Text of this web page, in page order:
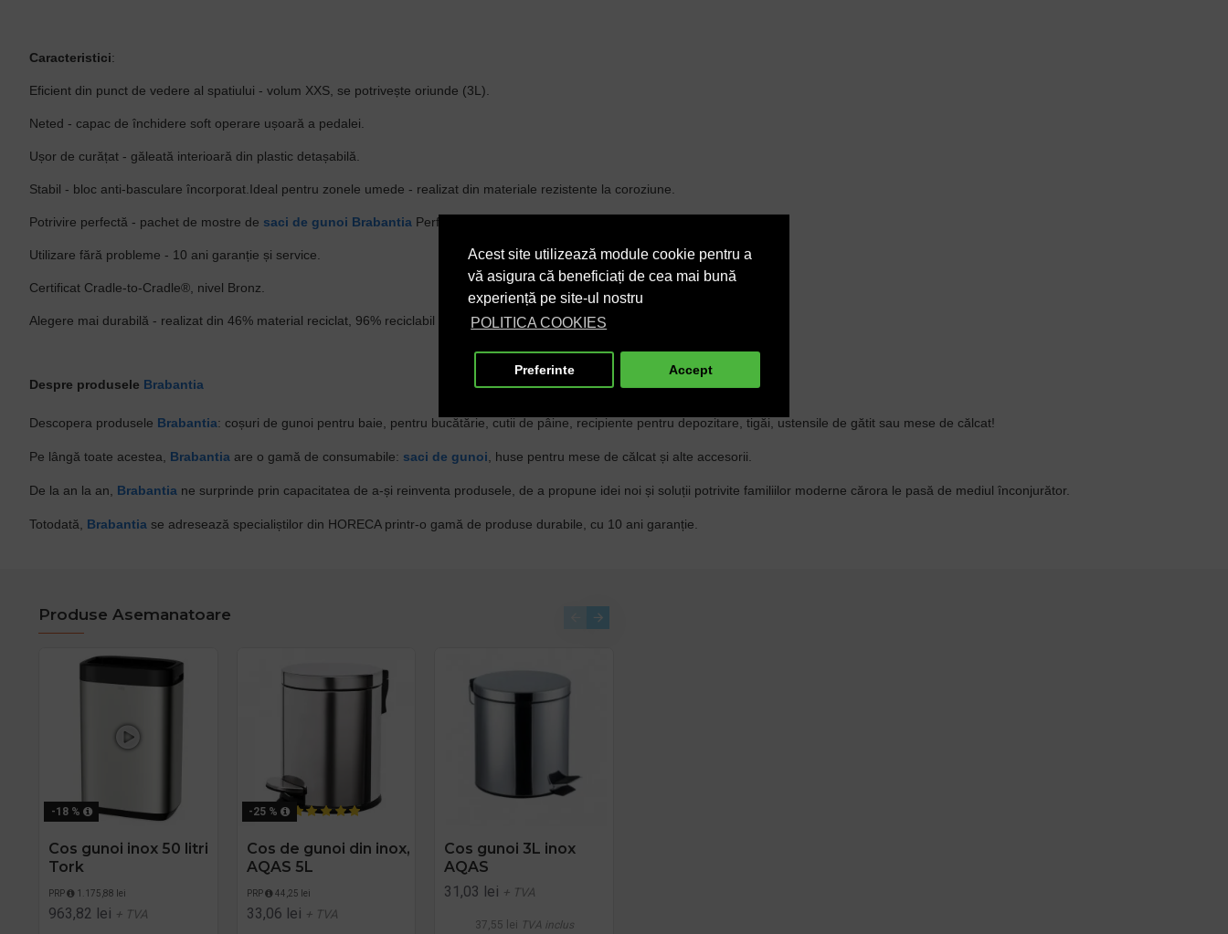
Acest site utilizează module cookie pentru a
vă asigura că beneficiați de cea mai bună
experiență pe site-ul nostru
POLITICA COOKIES
Preferinte Accept
Caracteristici:
Eficient din punct de vedere al spatiului - volum XXS, se potrivește oriunde (3L).
Neted - capac de închidere soft operare ușoară a pedalei.
Ușor de curățat - găleată interioară din plastic detașabilă.
Stabil - bloc anti-basculare încorporat.Ideal pentru zonele umede - realizat din materiale rezistente la coroziune.
Potrivire perfectă - pachet de mostre de saci de gunoi Brabantia PerfectFit inclus (cod V).
Utilizare fără probleme - 10 ani garanție și service.
Certificat Cradle-to-Cradle®, nivel Bronz.
Alegere mai durabilă - realizat din 46% material reciclat, 96% reciclabil după utilizare.
Despre produsele Brabantia
Descopera produsele Brabantia: coșuri de gunoi pentru baie, pentru bucătărie, cutii de pâine, recipiente pentru depozitare, tigăi, ustensile de gătit sau mese de călcat!
Pe lângă toate acestea, Brabantia are o gamă de consumabile: saci de gunoi , huse pentru mese de călcat și alte accesorii.
De la an la an, Brabantia ne surprinde prin capacitatea de a-și reinventa produsele, de a propune idei noi și soluții potrivite familiilor moderne cărora le pasă de mediul înconjurător.
Totodată, Brabantia se adresează specialiștilor din HORECA printr-o gamă de produse durabile, cu 10 ani garanție.
Produse Asemanatoare
-18 %
Cos gunoi inox 50 litri
Tork
PRP 1.175,88 lei
963,82 lei + TVA
-25 %
Cos de gunoi din inox,
AQAS 5L
PRP 44,25 lei
33,06 lei + TVA
Cos gunoi 3L inox
AQAS
31,03 lei + TVA
37,55 lei TVA inclus